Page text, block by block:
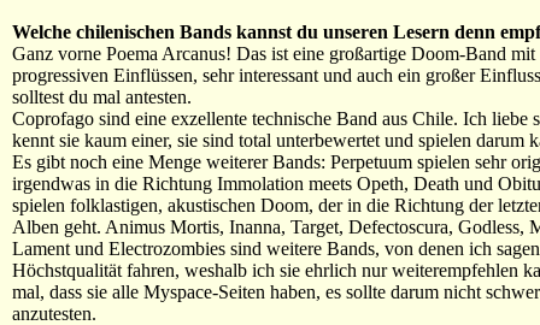
Welche chilenischen Bands kannst du unseren Lesern denn
Ganz vorne Poema Arcanus! Das ist eine großartige Doom-Band mit
progressiven Einflüssen, sehr interessant und auch ein großer
solltest du mal antesten.
Coprofago sind eine exzellente technische Band aus Chile. Ich liebe
kennt sie kaum einer, sie sind total unterbewertet und spielen darum
Es gibt noch eine Menge weiterer Bands: Perpetuum spielen sehr
irgendwas in die Richtung Immolation meets Opeth, Death und
spielen folklastigen, akustischen Doom, der in die Richtung der
Alben geht. Animus Mortis, Inanna, Target, Defectoscura, Godless,
Lament und Electrozombies sind weitere Bands, von denen ich
Höchstqualität fahren, weshalb ich sie ehrlich nur weiterempfehlen
mal, dass sie alle Myspace-Seiten haben, es sollte darum nicht
anzutesten.